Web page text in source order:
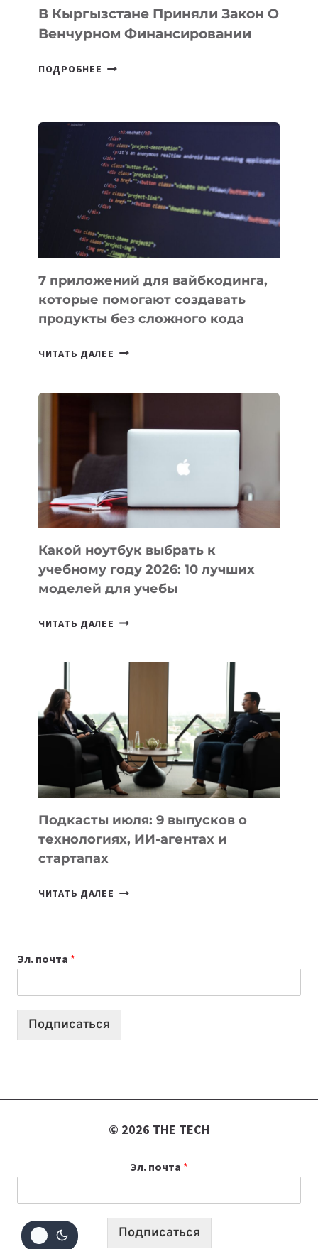
В Кыргызстане Приняли Закон О
Венчурном Финансировании
ПОДРОБНЕЕ
О
ВЕНЧУРНОМ
ФИНАНСИРОВАНИИ
7 приложений для вайбкодинга,
которые помогают создавать
продукты без сложного кода
ЧИТАТЬ ДАЛЕЕ 7
ПОМОГАЮТ
СОЗДАВАТЬ
БЕЗ
СЛОЖНОГО
КОДА
Какой ноутбук выбрать к
учебному году 2026: 10 лучших
моделей для учебы
ЧИТАТЬ ДАЛЕЕ КАКОЙ
УЧЕБНОМУ
ГОДУ
2026:
10
ЛУЧШИХ
МОДЕЛЕЙ
ДЛЯ
УЧЕБЫ
Подкасты июля: 9 выпусков о
технологиях, ИИ-агентах и
стартапах
ЧИТАТЬ ДАЛЕЕ ПОДКАСТЫ
ИИ-
АГЕНТАХ
Эл. почта *
Подписаться
© 2026 THE TECH
Эл. почта *
Подписаться